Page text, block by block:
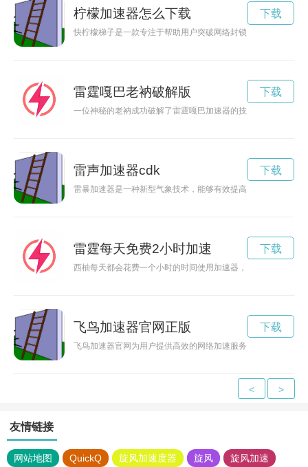
柠檬加速器怎么下载
快柠檬梯子是一款专注于帮助用户突破网络封锁、畅享畅通网
下载
雷霆嘎巴老衲破解版
一位神秘的老衲成功破解了雷霆嘎巴加速器的技术，让玩家们体
下载
雷声加速器cdk
雷暴加速器是一种新型气象技术，能够有效提高雷暴预警和监
下载
雷霆每天免费2小时加速
西柚每天都会花费一个小时的时间使用加速器，以提高自己的
下载
飞鸟加速器官网正版
飞鸟加速器官网为用户提供高效的网络加速服务，让您轻松畅
下载
< >
友情链接
网站地图 QuickQ 旋风加速度器 旋风 旋风加速